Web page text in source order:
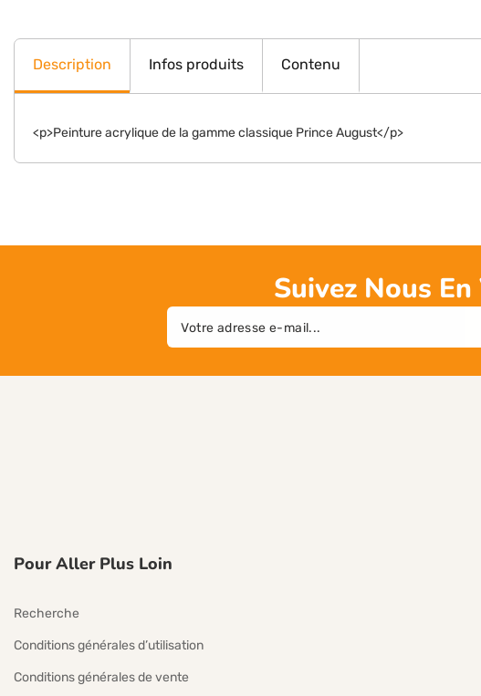
Description Infos produits Contenu
<p>Peinture acrylique de la gamme classique Prince August</p>
Suivez Nous
E-
mail
Pour Aller Plus Loin
Recherche
Conditions générales d’utilisation
Conditions générales de vente